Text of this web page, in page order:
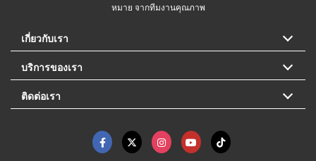
หมาย จากทีมงานคุณภาพ
เกี่ยวกับเรา
บริการของเรา
ติดต่อเรา